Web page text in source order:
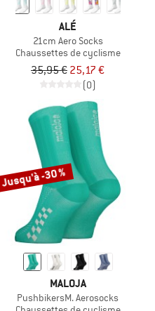
ALÉ
21cm Aero Socks
Chaussettes de cyclisme
35,95 € 25,17 €
(0)
Jusqu'à -30 %
MALOJA
PushbikersM. Aerosocks